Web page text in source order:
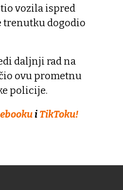
vozila ispred
trenutku dogodio
daljnji rad na
ovu prometnu
policije.
i TikToku!